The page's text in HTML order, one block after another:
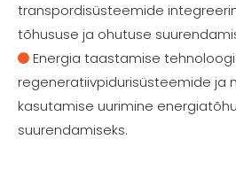
transpordisüsteemide
tõhususe ja ohutuse
 Energia taastamise
regeneratiivpidurisüsteemide ja
kasutamise uurimine
suurendamiseks.